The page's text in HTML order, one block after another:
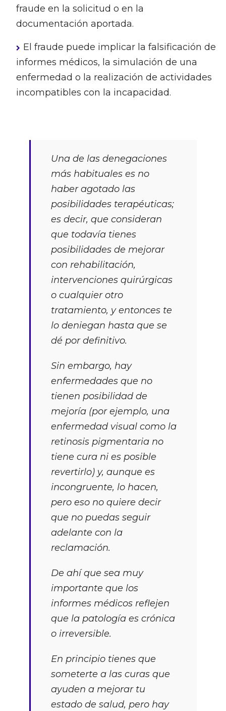
fraude en la solicitud o en la
documentación aportada.
El fraude puede implicar la falsificación de
informes médicos, la simulación de una
enfermedad o la realización de actividades
incompatibles con la incapacidad.
Una de las denegaciones
más habituales es no
haber agotado las
posibilidades terapéuticas;
es decir, que consideran
que todavía tienes
posibilidades de mejorar
con rehabilitación,
intervenciones quirúrgicas
o cualquier otro
tratamiento, y entonces te
lo deniegan hasta que se
dé por definitivo.
Sin embargo, hay
enfermedades que no
tienen posibilidad de
mejoría (por ejemplo, una
enfermedad visual como la
retinosis pigmentaria no
tiene cura ni es posible
revertirlo) y, aunque es
incongruente, lo hacen,
pero eso no quiere decir
que no puedas seguir
adelante con la
reclamación.
De ahí que sea muy
importante que los
informes médicos reflejen
que la patología es crónica
o irreversible.
En principio tienes que
someterte a las curas que
ayuden a mejorar tu
estado de salud, pero hay